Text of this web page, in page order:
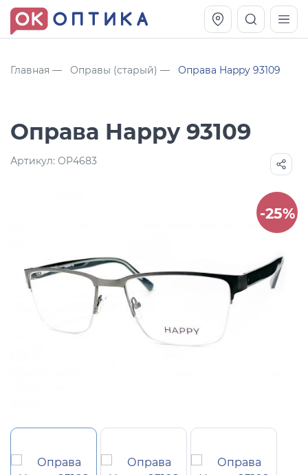
Главная Оправы (старый) Оправа Happy 93109
Оправа Happy 93109
Артикул: OP4683
-25%
11 991руб.
Оправа Vogue OVO 4025
8 270руб.